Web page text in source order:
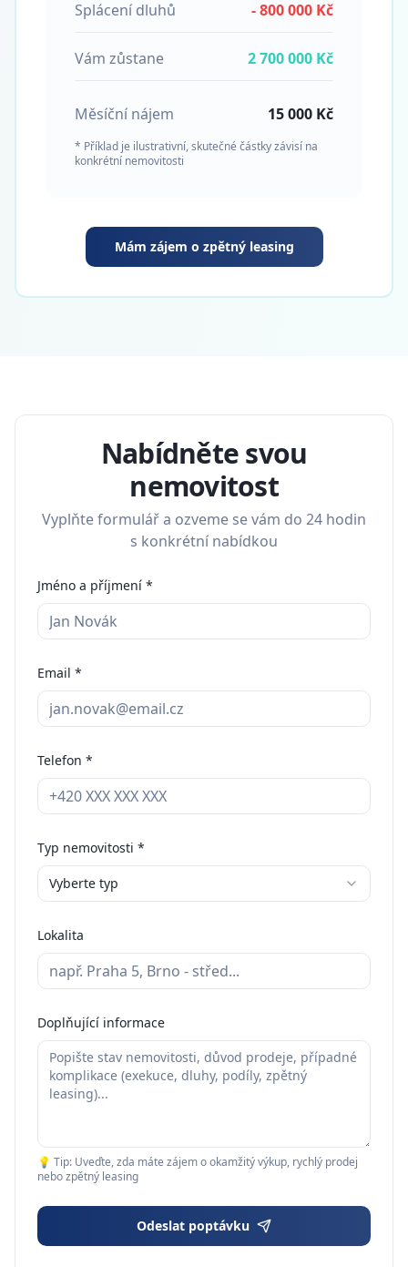
Splácení dluhů - 800 000 Kč
Vám zůstane 2 700 000 Kč
Měsíční nájem 15 000 Kč
* Příklad je ilustrativní, skutečné částky závisí na
konkrétní nemovitosti
Mám zájem o zpětný leasing
Nabídněte svou
nemovitost
Vyplňte formulář a ozveme se vám do 24 hodin
s konkrétní nabídkou
Jméno a příjmení *
Email *
Telefon *
Typ nemovitosti *
Vyberte typ
Lokalita
Doplňující informace
💡 Tip: Uveďte, zda máte zájem o okamžitý výkup, rychlý prodej
nebo zpětný leasing
Odeslat poptávku